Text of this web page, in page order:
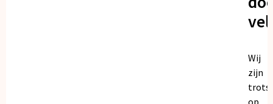
Wij
zijn
trots
op